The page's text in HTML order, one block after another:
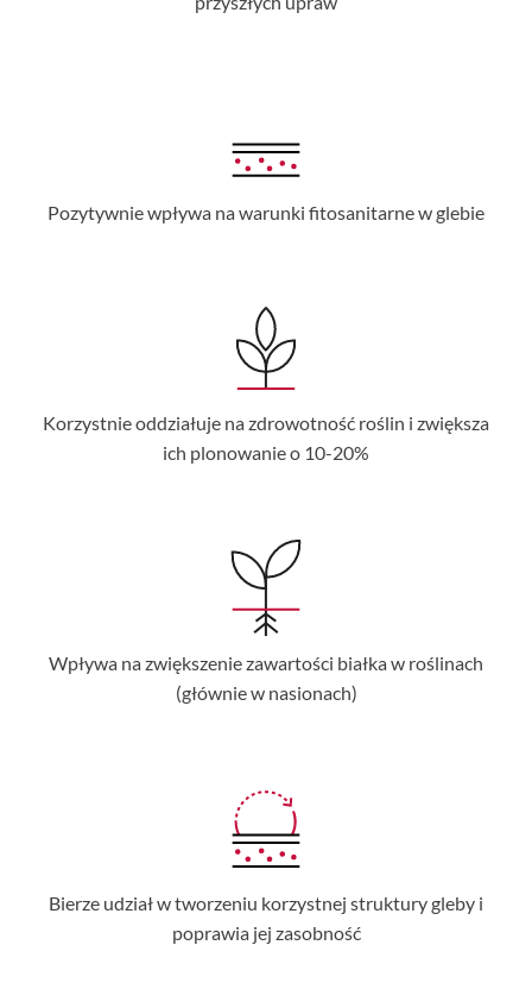
Pozytywnie wpływa na warunki fitosanitarne w glebie
Korzystnie oddziałuje na zdrowotność roślin i zwiększa
ich plonowanie o 10-20%
Wpływa na zwiększenie zawartości białka w roślinach
(głównie w nasionach)
Bierze udział w tworzeniu korzystnej struktury gleby i
poprawia jej zasobność